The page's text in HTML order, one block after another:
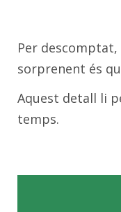
Per
sorprenent és
Aquest detall li
temps.